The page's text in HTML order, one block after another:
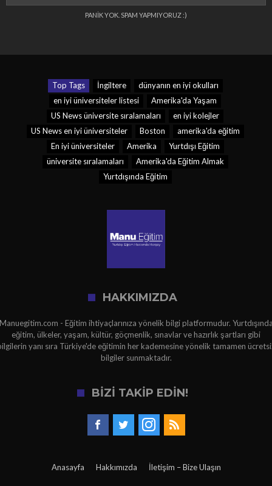
PANİK YOK. SPAM YAPMIYORUZ :)
Top Tags İngiltere
dünyanın en iyi okulları
en iyi üniversiteler listesi
Amerika'da Yaşam
US News üniversite sıralamaları
en iyi kolejler
US News en iyi üniversiteler
Boston
amerika'da eğitim
En iyi üniversiteler
Amerika
Yurtdışı Eğitim
üniversite sıralamaları
Amerika'da Eğitim Almak
Yurtdışında Eğitim
HAKKIMIZDA
- Eğitim ihtiyaçlarınıza yönelik bilgi platformudur.
eğitim, ülkeler, yaşam, kültür, göçmenlik, sınavlar ve hazırlık şartları gibi
yanı sıra Türkiye'de eğitimin her kademesine yönelik tamamen
bilgiler sunmaktadır.
BİZİ TAKİP EDİN!
Anasayfa Hakkımızda İletişim – Bize Ulaşın